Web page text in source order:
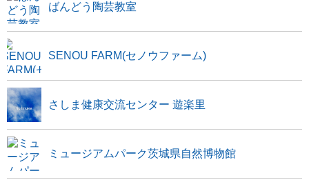
ばんどう陶芸教室
SENOU FARM(セノウファーム)
さしま健康交流センター 遊楽里
ミュージアムパーク茨城県自然博物館